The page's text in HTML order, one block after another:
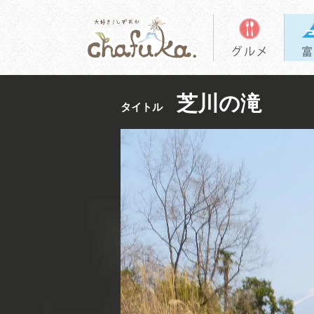
タイトル 芝川の滝